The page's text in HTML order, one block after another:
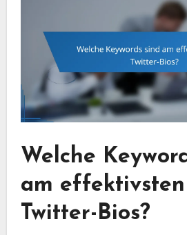
Welche
am
Twitter-Bios?